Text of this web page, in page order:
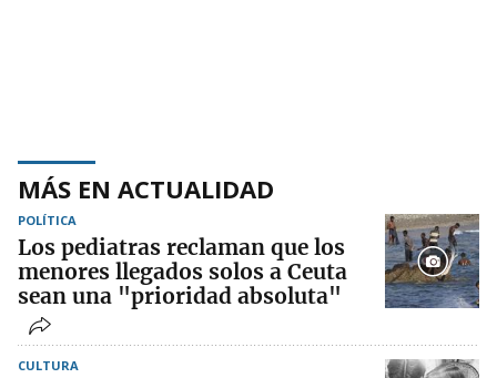
MÁS EN ACTUALIDAD
POLÍTICA
Los pediatras reclaman que los
menores llegados solos a Ceuta
sean una "prioridad absoluta"
CULTURA